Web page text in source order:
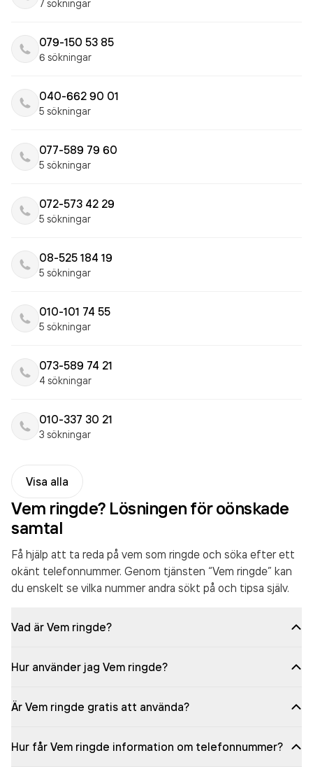
7 sökningar
079-150 53 85
6 sökningar
040-662 90 01
5 sökningar
077-589 79 60
5 sökningar
072-573 42 29
5 sökningar
08-525 184 19
5 sökningar
010-101 74 55
5 sökningar
073-589 74 21
4 sökningar
010-337 30 21
3 sökningar
Visa alla
Vem ringde? Lösningen för oönskade
samtal
Få hjälp att ta reda på vem som ringde och söka efter ett
okänt telefonnummer. Genom tjänsten “Vem ringde” kan
du enskelt se vilka nummer andra sökt på och tipsa själv.
Vad är Vem ringde?
Hur använder jag Vem ringde?
Är Vem ringde gratis att använda?
Hur får Vem ringde information om telefonnummer?